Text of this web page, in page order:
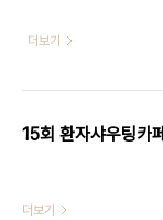
더보기
15회 환자샤우팅카페
더보기